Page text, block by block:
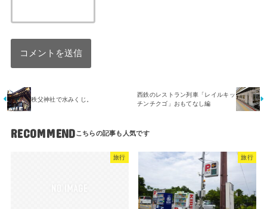
秩父神社で水みくじ。
西鉄のレストラン列車「レイルキッ
チンチクゴ」おもてなし編
RECOMMEND
旅行 旅行